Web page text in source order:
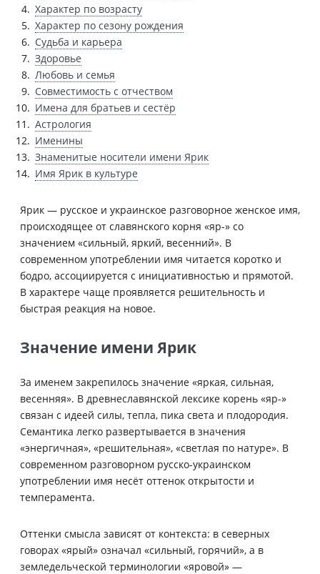
Характер по возрасту
Характер по сезону рождения
Судьба и карьера
Здоровье
Любовь и семья
Совместимость с отчеством
Имена для братьев и сестёр
Астрология
Именины
Знаменитые носители имени Ярик
Имя Ярик в культуре
Ярик — русское и украинское разговорное женское имя,
происходящее от славянского корня «яр-» со
значением «сильный, яркий, весенний». В
современном употреблении имя читается коротко и
бодро, ассоциируется с инициативностью и прямотой.
В характере чаще проявляется решительность и
быстрая реакция на новое.
Значение имени Ярик
За именем закрепилось значение «яркая, сильная,
весенняя». В древнеславянской лексике корень «яр-»
связан с идеей силы, тепла, пика света и плодородия.
Семантика легко развертывается в значения
«энергичная», «решительная», «светлая по натуре». В
современном разговорном русско-украинском
употреблении имя несёт оттенок открытости и
темперамента.
Оттенки смысла зависят от контекста: в северных
говорах «ярый» означал «сильный, горячий», а в
земледельческой терминологии «яровой» —